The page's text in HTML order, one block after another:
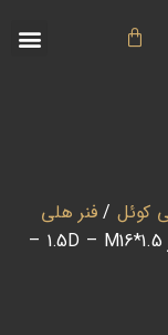
کوئل/فنر هلی
/ فنر هلی کوئل میلیمتر 1.5D – M16*1.5 –